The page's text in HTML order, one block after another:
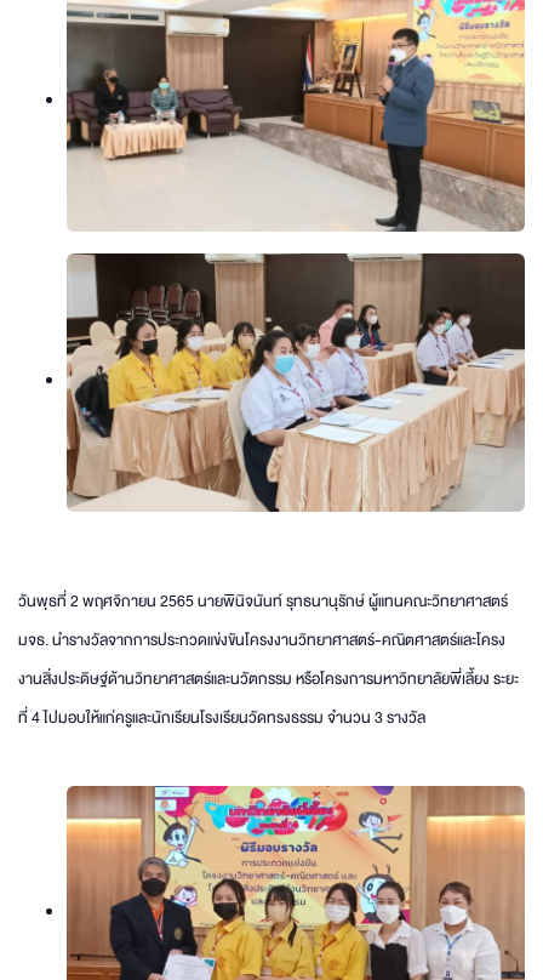
วันพุธที่ 2 พฤศจิกายน 2565 นายพินิจนันท์ รุทธนานุรักษ์ ผู้แทนคณะวิทยาศาสตร์
มจธ. นำรางวัลจากการประกวดแข่งขันโครงงานวิทยาศาสตร์-คณิตศาสตร์และโครง
งานสิ่งประดิษฐ์ด้านวิทยาศาสตร์และนวัตกรรม หรือโครงการมหาวิทยาลัยพี่เลี้ยง ระยะ
ที่ 4 ไปมอบให้แก่ครูและนักเรียนโรงเรียนวัดทรงธรรม จำนวน 3 รางวัล